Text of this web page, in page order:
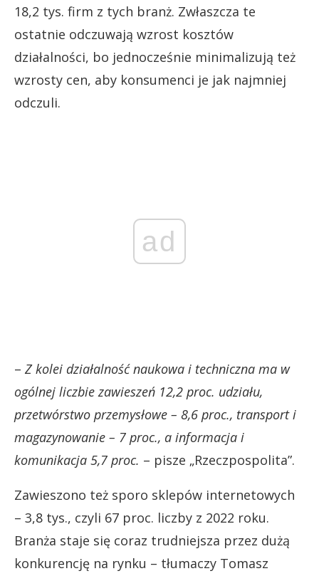
18,2 tys. firm z tych branż. Zwłaszcza te
ostatnie odczuwają wzrost kosztów
działalności, bo jednocześnie minimalizują też
wzrosty cen, aby konsumenci je jak najmniej
odczuli.
ad
– Z kolei działalność naukowa i techniczna ma w
ogólnej liczbie zawieszeń 12,2 proc. udziału,
przetwórstwo przemysłowe – 8,6 proc., transport i
magazynowanie – 7 proc., a informacja i
komunikacja 5,7 proc. – pisze „Rzeczpospolita”.
Zawieszono też sporo sklepów internetowych
– 3,8 tys., czyli 67 proc. liczby z 2022 roku.
Branża staje się coraz trudniejsza przez dużą
konkurencję na rynku – tłumaczy Tomasz